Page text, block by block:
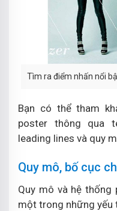
Tìm ra điểm nhấn nổi
Bạn có thể tham
poster thông qua
leading lines và quy
Quy mô, bố cục
Quy mô và hệ
một trong những yếu